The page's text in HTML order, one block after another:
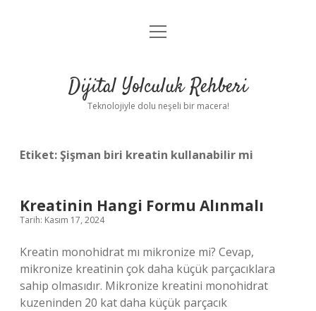
Anasayfa
Yasal Uyarı
menüyü
Dijital Yolculuk Rehberi
Teknolojiyle dolu neşeli bir macera!
Etiket:Şişman biri kreatin kullanabilir mi
Kreatinin Hangi Formu Alınmalı
Tarih: Kasım 17, 2024
Kreatin monohidrat mı mikronize mi? Cevap,
mikronize kreatinin çok daha küçük parçacıklara
sahip olmasıdır. Mikronize kreatini monohidrat
kuzeninden 20 kat daha küçük parçacık